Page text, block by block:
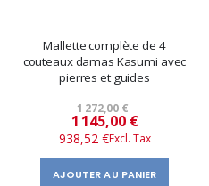
Mallette complète de 4
couteaux damas Kasumi avec
pierres et guides
1 272,00 €
Prix
​​
spécial
1 145,00 €
938,52 €
AJOUTER AU PANIER